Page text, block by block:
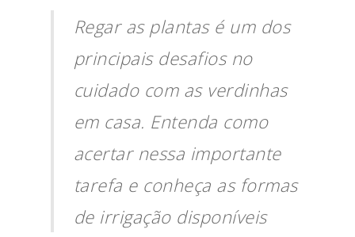
Regar as plantas é um dos
principais desafios no
cuidado com as verdinhas
em casa. Entenda como
acertar nessa importante
tarefa e conheça as formas
de irrigação disponíveis